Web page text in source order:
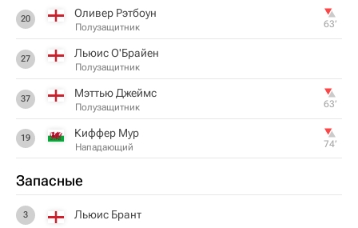
20 Оливер Рэтбоун
Полузащитник 63‎’‎
27 Льюис О'Брайен
Полузащитник
37 Мэттью Джеймс
Полузащитник 63‎’‎
19 Киффер Мур
Нападающий 74‎’‎
Запасные
3 Льюис Брант